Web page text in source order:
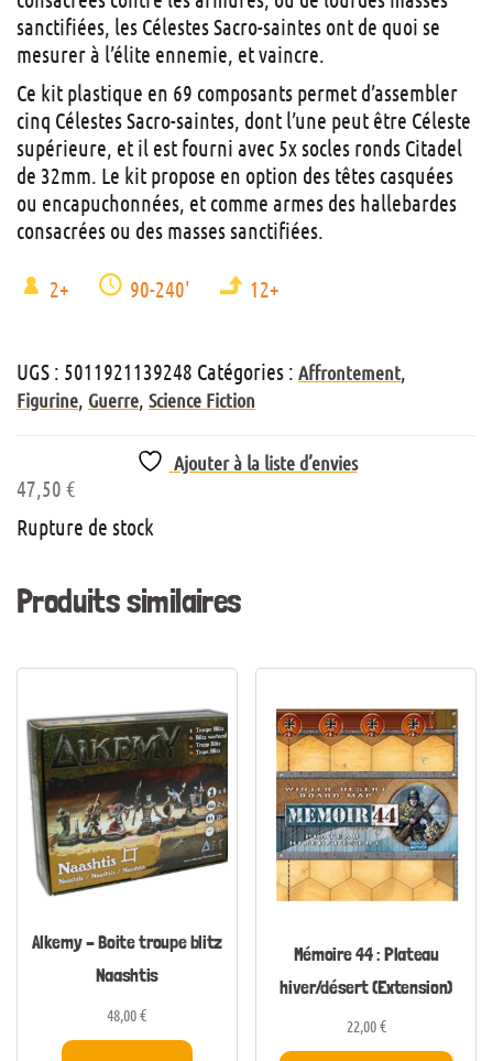
sanctifiées, les Célestes Sacro-saintes ont de quoi se
mesurer à l’élite ennemie, et vaincre.
Ce kit plastique en 69 composants permet d’assembler
cinq Célestes Sacro-saintes, dont l’une peut être Céleste
supérieure, et il est fourni avec 5x socles ronds Citadel
de 32mm. Le kit propose en option des têtes casquées
ou encapuchonnées, et comme armes des hallebardes
consacrées ou des masses sanctifiées.
2+ 90-240' 12+
UGS : 5011921139248 Catégories : Affrontement
Figurine Guerre Science Fiction
Ajouter à la liste d’envies
47,50 €
Rupture de stock
Produits similaires
Alkemy – Boite troupe blitz
Naashtis
48,00€
Mémoire 44 : Plateau
hiver/désert (Extension)
22,00€